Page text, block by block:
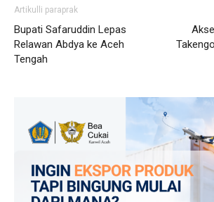
Artikulli paraprak
Bupati Safaruddin Lepas
Relawan Abdya ke Aceh
Tengah